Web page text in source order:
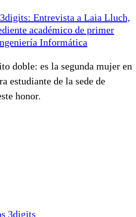
Entrevista a Laia Lluch,
académico de primer
Informática
doble: es la segunda mujer en
estudiante de la sede de
honor.